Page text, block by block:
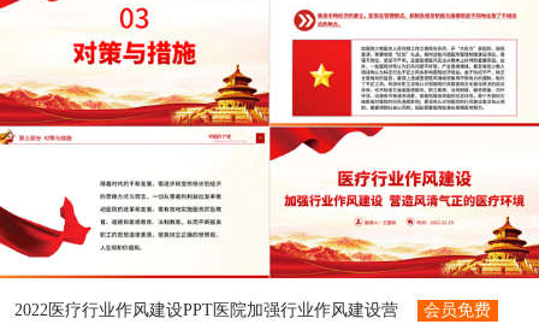
2022医疗行业作风建设PPT医院加强行业作风建设营 会员免费